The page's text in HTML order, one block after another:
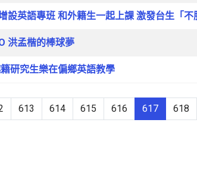
設英語專班 和外籍生一起上課 激發台生「不
洪孟楷的棒球夢
研究生樂在偏鄉英語教學
613 614 615 616 617 618